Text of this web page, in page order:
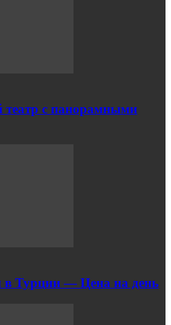
с панорамными
в Турции — Цена на день